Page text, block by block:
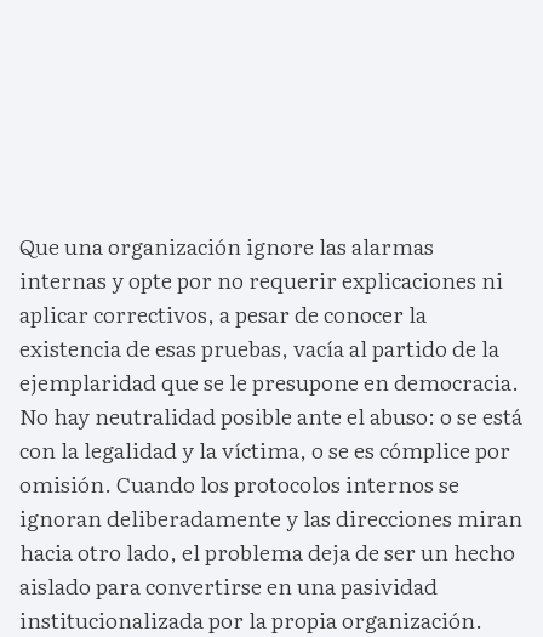
Que una organización ignore las alarmas
internas y opte por no requerir explicaciones ni
aplicar correctivos, a pesar de conocer la
existencia de esas pruebas, vacía al partido de la
ejemplaridad que se le presupone en democracia.
No hay neutralidad posible ante el abuso: o se está
con la legalidad y la víctima, o se es cómplice por
omisión. Cuando los protocolos internos se
ignoran deliberadamente y las direcciones miran
hacia otro lado, el problema deja de ser un hecho
aislado para convertirse en una pasividad
institucionalizada por la propia organización.